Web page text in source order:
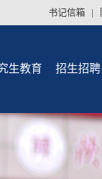
书记信箱 |
生教育 招生招聘